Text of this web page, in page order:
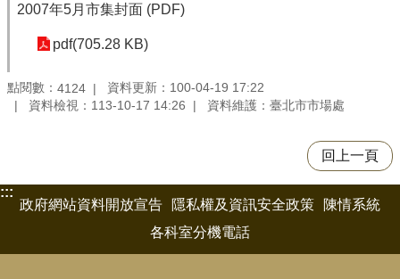
2007年5月市集封面 (PDF)
pdf(705.28 KB)
點閱數： 4124
資料更新：100-04-19 17:22
資料檢視：113-10-17 14:26
資料維護：臺北市市場處
回上一頁
:::
政府網站資料開放宣告
隱私權及資訊安全政策
陳情系統
各科室分機電話